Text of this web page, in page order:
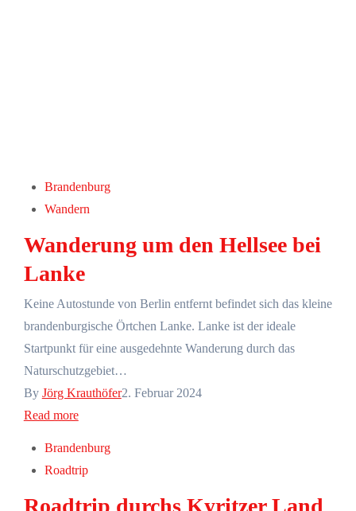
Brandenburg
Wandern
Wanderung um den Hellsee bei
Lanke
Keine Autostunde von Berlin entfernt befindet sich das kleine
brandenburgische Örtchen Lanke. Lanke ist der ideale
Startpunkt für eine ausgedehnte Wanderung durch das
Naturschutzgebiet…
By Jörg Krauthöfer2. Februar 2024
Read more
Brandenburg
Roadtrip
Roadtrip durchs Kyritzer Land